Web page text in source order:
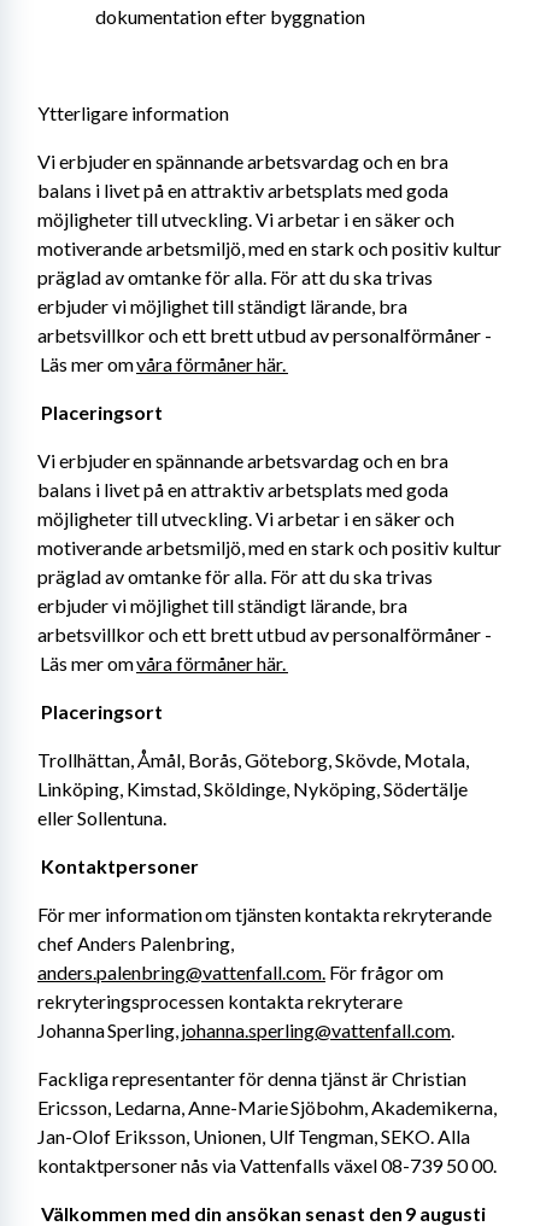
dokumentation efter byggnation
Ytterligare information
Vi erbjuder en spännande arbetsvardag och en bra
balans i livet på en attraktiv arbetsplats med goda
möjligheter till utveckling. Vi arbetar i en säker och
motiverande arbetsmiljö, med en stark och positiv kultur
präglad av omtanke för alla. För att du ska trivas
erbjuder vi möjlighet till ständigt lärande, bra
arbetsvillkor och ett brett utbud av personalförmåner -
Läs mer om våra förmåner här.
Placeringsort
Vi erbjuder en spännande arbetsvardag och en bra
balans i livet på en attraktiv arbetsplats med goda
möjligheter till utveckling. Vi arbetar i en säker och
motiverande arbetsmiljö, med en stark och positiv kultur
präglad av omtanke för alla. För att du ska trivas
erbjuder vi möjlighet till ständigt lärande, bra
arbetsvillkor och ett brett utbud av personalförmåner -
Läs mer om våra förmåner här.
Placeringsort
Trollhättan, Åmål, Borås, Göteborg, Skövde, Motala,
Linköping, Kimstad, Sköldinge, Nyköping, Södertälje
eller Sollentuna.
Kontaktpersoner
För mer information om tjänsten kontakta rekryterande
anders.palenbring@vattenfall.com. För frågor om
rekryteringsprocessen kontakta rekryterare
Johanna Sperling, johanna.sperling@vattenfall.com.
Fackliga representanter för denna tjänst är Christian
Ericsson, Ledarna, Anne-Marie Sjöbohm, Akademikerna,
Jan-Olof Eriksson, Unionen, Ulf Tengman, SEKO. Alla
kontaktpersoner nås via Vattenfalls växel 08-739 50 00.
Välkommen med din ansökan senast den 9 augusti